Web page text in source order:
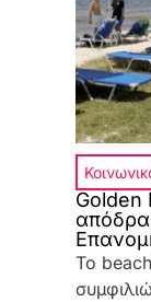
Golden
Το